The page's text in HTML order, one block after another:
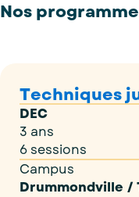
Nos
Techniques
DEC
3 ans
6 sessions
Campus
Drummondville /